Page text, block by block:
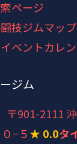
ページ
技ジムマップ
ベントカレ
ジム
〒901-2111
−５★ 0.0タ